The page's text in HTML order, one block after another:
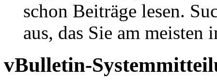
schon Beiträge lesen.
aus, das Sie am meisten
vBulletin-